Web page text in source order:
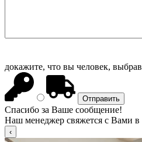
докажите, что вы человек, выбрав
Спасибо за Ваше сообщение!
Наш менеджер свяжется с Вами